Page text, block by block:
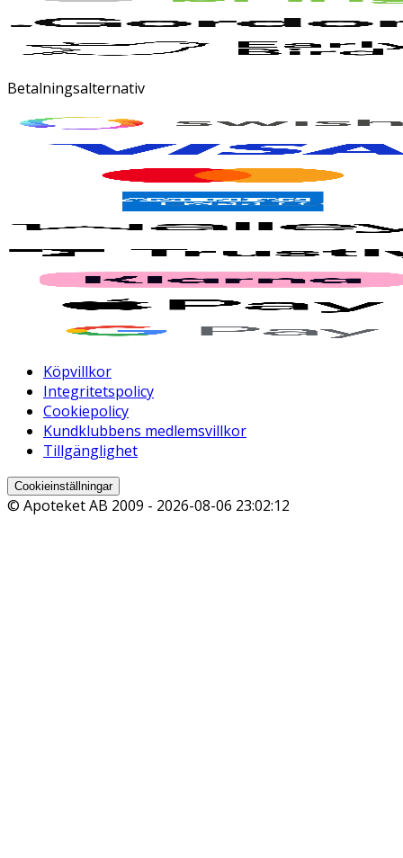
Betalningsalternativ
Köpvillkor
Integritetspolicy
Cookiepolicy
Kundklubbens medlemsvillkor
Tillgänglighet
Cookieinställningar
© Apoteket AB 2009 - 2026-08-06 23:02:12